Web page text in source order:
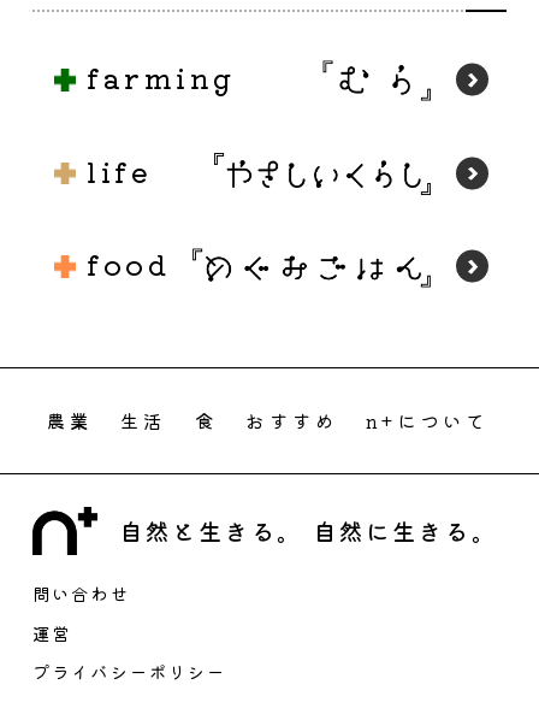
farming
life
food
農業 生活 食 おすすめ n+について
自然と生きる。 自然に生きる。
問い合わせ
運営
プライバシーポリシー